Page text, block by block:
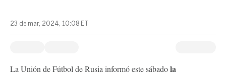
23 de mar, 2024, 10:08 ET
La Unión de Fútbol de Rusia informó este sábadola